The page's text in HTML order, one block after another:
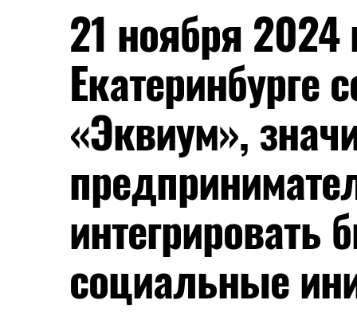
21 ноября 2024
Екатеринбурге
«Эквиум»,
интегрировать
социальные